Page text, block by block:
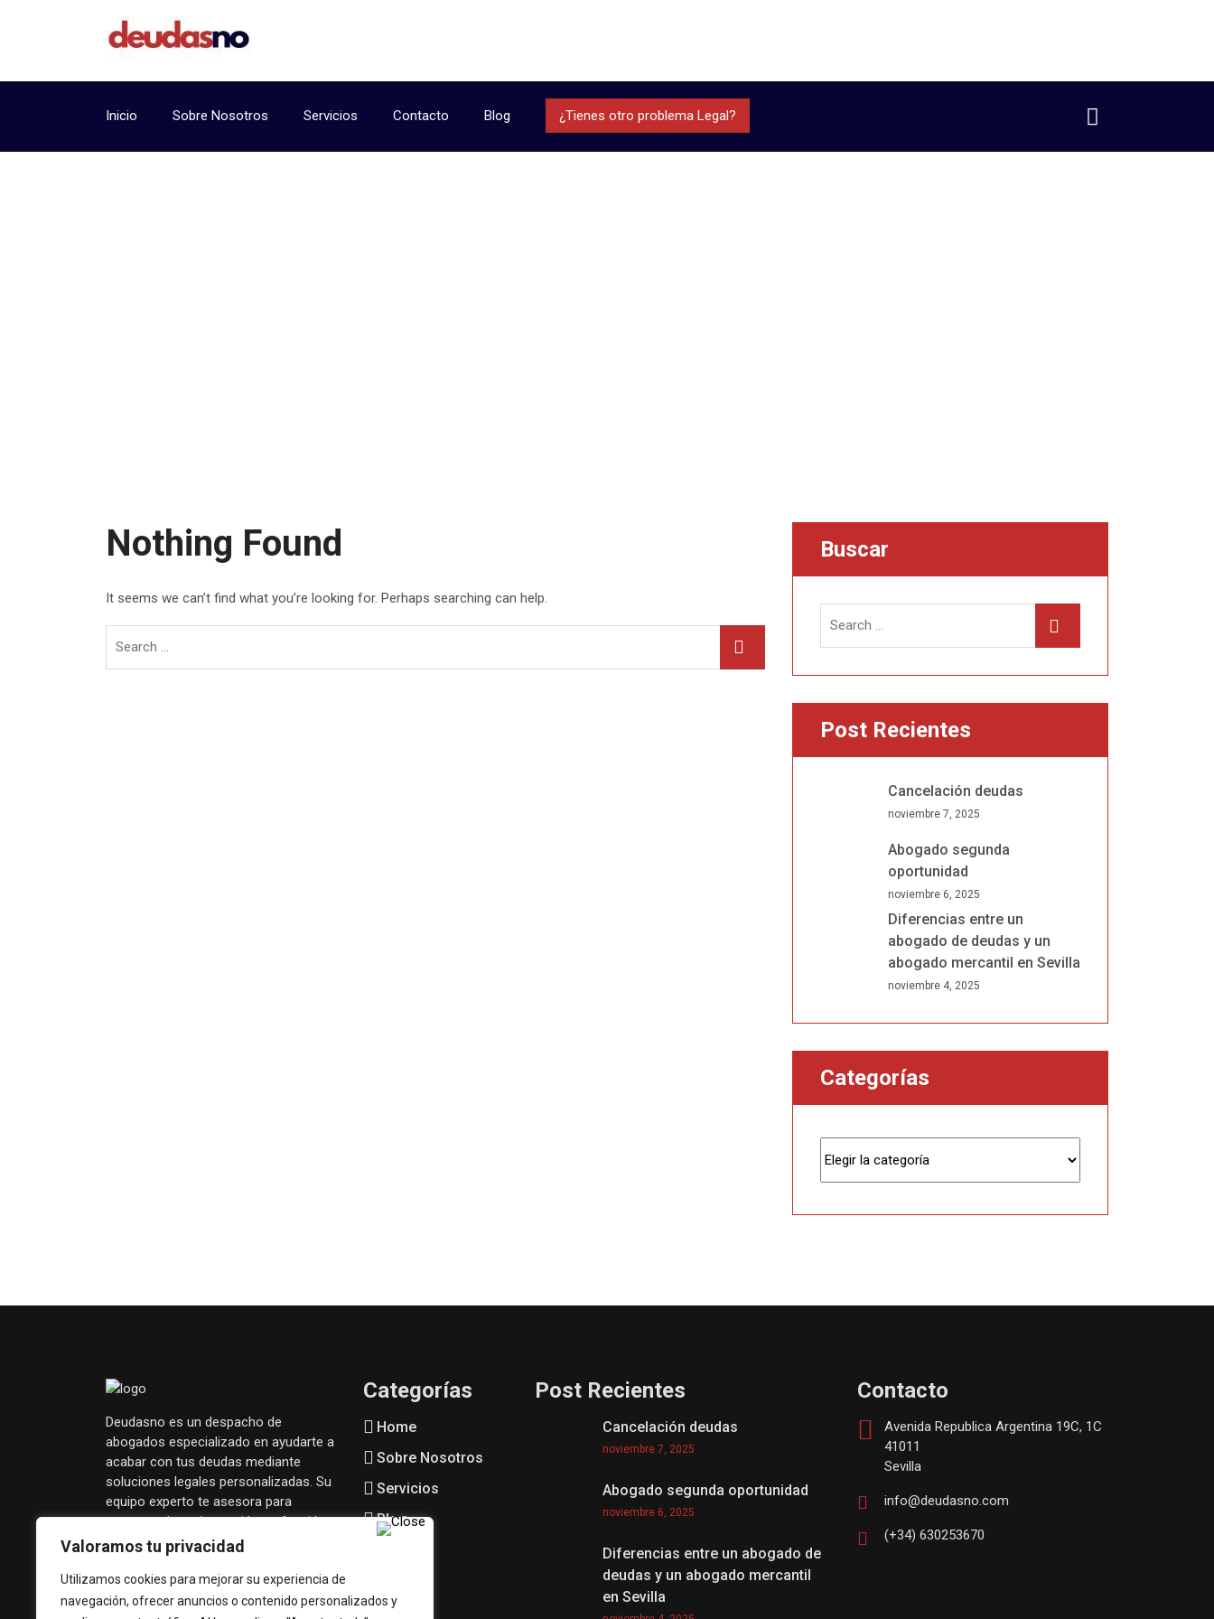
Valoramos tu privacidad
Utilizamos cookies para mejorar su experiencia de
navegación, ofrecer anuncios o contenido personalizados y
Inicio Sobre Nosotros Servicios Contacto Blog ¿Tienes otro problema Legal?
Nothing Found
It seems we can’t find what you’re looking for. Perhaps searching can help.
Search
Buscar
Search
Post Recientes
Cancelación deudas
noviembre 7, 2025
Abogado segunda
oportunidad
noviembre 6, 2025
Diferencias entre un
abogado de deudas y un
abogado mercantil en Sevilla
noviembre 4, 2025
Categorías
Categorías
Deudasno es un despacho de
abogados especializado en ayudarte a
acabar con tus deudas mediante
soluciones legales personalizadas. Su
equipo experto te asesora para
encontrar la mejor opción en función
de tu situación financiera.
Síguenos en redes:
Categorías
Home
Sobre Nosotros
Servicios
Blog
Post Recientes
Cancelación deudas
noviembre 7, 2025
Abogado segunda oportunidad
noviembre 6, 2025
Diferencias entre un abogado de
deudas y un abogado mercantil
en Sevilla
Contacto
Avenida Republica Argentina 19C, 1C
41011
Sevilla
info@deudasno.com
(+34) 630253670